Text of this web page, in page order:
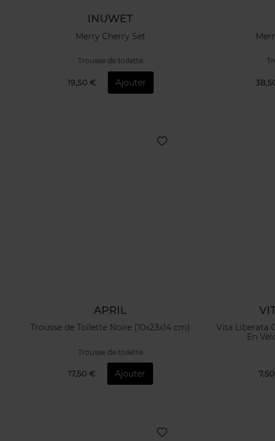
INUWET
Merry Cherry Set
Trousse de toilette
19,50 € Ajouter
APRIL
Trousse de Toilette Noire (10x23x14 cm)
Trousse de toilette
17,50 € Ajouter
Vita Liberata
En